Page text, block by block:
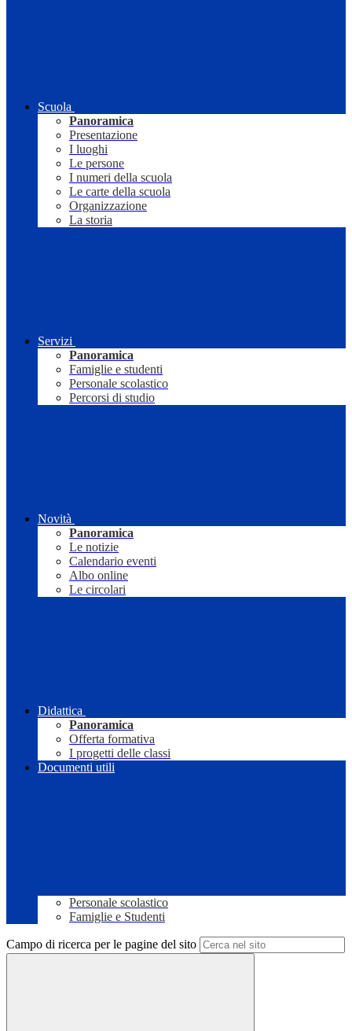
Scuola
Panoramica
Presentazione
I luoghi
Le persone
I numeri della scuola
Le carte della scuola
Organizzazione
La storia
Servizi
Panoramica
Famiglie e studenti
Personale scolastico
Percorsi di studio
Novità
Panoramica
Le notizie
Calendario eventi
Albo online
Le circolari
Didattica
Panoramica
Offerta formativa
I progetti delle classi
Documenti utili
Personale scolastico
Famiglie e Studenti
Campo di ricerca per le pagine del sito